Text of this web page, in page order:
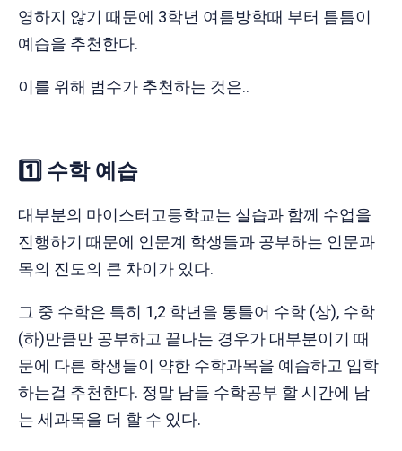
영하지 않기 때문에 3학년 여름방학때 부터 틈틈이
예습을 추천한다.
이를 위해 범수가 추천하는 것은..
1️⃣ 수학 예습
대부분의 마이스터고등학교는 실습과 함께 수업을
진행하기 때문에 인문계 학생들과 공부하는 인문과
목의 진도의 큰 차이가 있다.
그 중 수학은 특히 1,2 학년을 통틀어 수학 (상), 수학
(하)만큼만 공부하고 끝나는 경우가 대부분이기 때
문에 다른 학생들이 약한 수학과목을 예습하고 입학
하는걸 추천한다. 정말 남들 수학공부 할 시간에 남
는 세과목을 더 할 수 있다.